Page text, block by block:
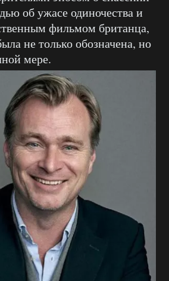
об ужасе одиночества и
фильмом британца,
не только обозначена, но
мере.